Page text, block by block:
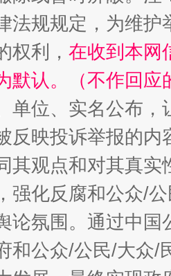
艺术幻境
法规规定，为维
权利， 在收到本网
默认。（不作回应
单位、实名公布
反映投诉举报的
其观点和对其真实
，强化反腐和公众/
论氛围。通过中
和公众/公民/大众/